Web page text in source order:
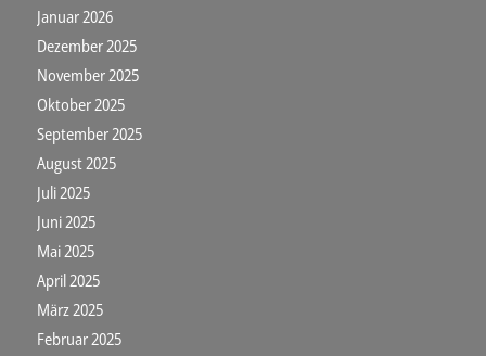
Januar 2026
Dezember 2025
November 2025
Oktober 2025
September 2025
August 2025
Juli 2025
Juni 2025
Mai 2025
April 2025
März 2025
Februar 2025